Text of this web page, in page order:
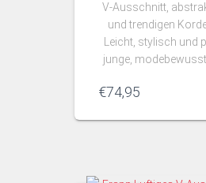
V-Ausschnitt,
und trendigen
Leicht, stylisch und
junge,
€74,95